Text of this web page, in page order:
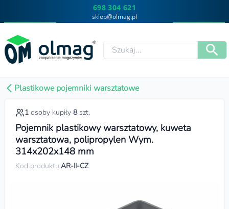
698 304 621
sklep@olmag.pl
Plastikowe pojemniki warsztatowe
1 osoby kupiły 8szt.
Pojemnik plastikowy warsztatowy, kuweta
warsztatowa, polipropylen Wym.
314x202x148 mm
Kod produktu:AR-II-CZ